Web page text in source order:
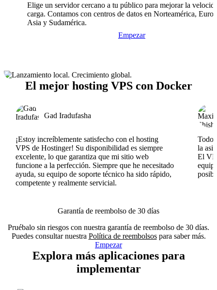
Elige un servidor cercano a tu público para mejorar la
carga. Contamos con centros de datos en Norteamérica,
Asia y Sudamérica.
Empezar
El mejor hosting VPS con Docker
Gad Iradufasha
¡Estoy increíblemente satisfecho con el hosting
VPS de Hostinger! Su disponibilidad es siempre
excelente, lo que garantiza que mi sitio web
funcione a la perfección. Siempre que he necesitado
ayuda, su equipo de soporte técnico ha sido rápido,
competente y realmente servicial.
Todo
la
El
Garantía de reembolso de 30 días
Pruébalo sin riesgos con nuestra garantía de reembolso de 30 días.
Puedes consultar nuestra Política de reembolsospara saber más.
Empezar
Explora más aplicaciones para
implementar